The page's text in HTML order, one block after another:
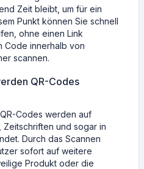
Zeit bleibt, um für ein
Punkt können Sie schnell
ohne einen Link
Code innerhalb von
scannen.
QR-Codes
QR-Codes werden auf
und sogar in
Durch das Scannen
sofort auf weitere
Produkt oder die